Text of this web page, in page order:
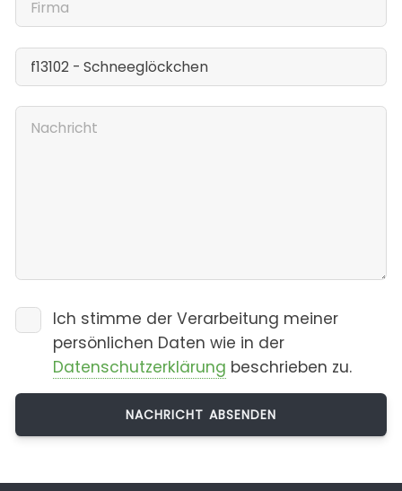
Ich stimme der Verarbeitung meiner
persönlichen Daten wie in der
Datenschutzerklärung beschrieben zu.